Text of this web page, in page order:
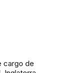
cargo de